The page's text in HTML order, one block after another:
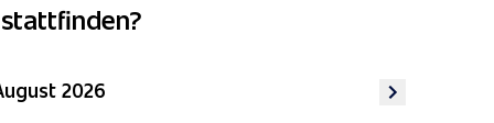
2026